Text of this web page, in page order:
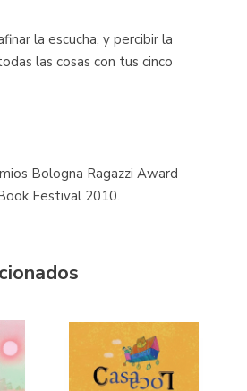
la escucha, y percibir la
las cosas con tus cinco
Bologna Ragazzi Award
Festival 2010.